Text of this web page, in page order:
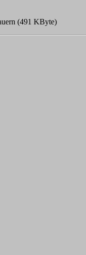
(491 KByte)